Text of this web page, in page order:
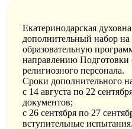
Екатеринодарская
дополнительный набор
образовательную
направлению Подготовки
религиозного персонала.
Сроки дополнительного
с 14 августа по 22
документов;
с 26 сентября по 27
вступительные испытания.